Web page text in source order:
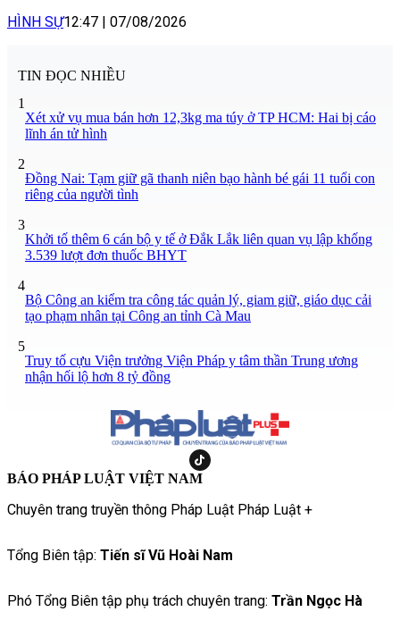
HÌNH SỰ12:47 | 07/08/2026
TIN ĐỌC NHIỀU
1
Xét xử vụ mua bán hơn 12,3kg ma túy ở TP HCM: Hai bị cáo
lĩnh án tử hình
2
Đồng Nai: Tạm giữ gã thanh niên bạo hành bé gái 11 tuổi con
riêng của người tình
3
Khởi tố thêm 6 cán bộ y tế ở Đắk Lắk liên quan vụ lập khống
3.539 lượt đơn thuốc BHYT
4
Bộ Công an kiểm tra công tác quản lý, giam giữ, giáo dục cải
tạo phạm nhân tại Công an tỉnh Cà Mau
5
Truy tố cựu Viện trưởng Viện Pháp y tâm thần Trung ương
nhận hối lộ hơn 8 tỷ đồng
BÁO PHÁP LUẬT VIỆT NAM
Chuyên trang truyền thông Pháp Luật Pháp Luật +
Tổng Biên tập: Tiến sĩ Vũ Hoài Nam
Phó Tổng Biên tập phụ trách chuyên trang: Trần Ngọc Hà